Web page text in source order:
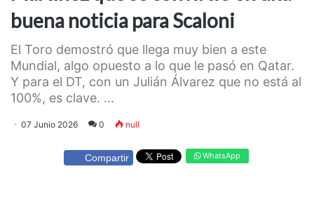
buena noticia para Scaloni
El Toro demostró que llega muy bien a este
Mundial, algo opuesto a lo que le pasó en Qatar.
Y para el DT, con un Julián Álvarez que no está al
100%, es clave. ...
07 Junio 2026 0 null
Compartir WhatsApp